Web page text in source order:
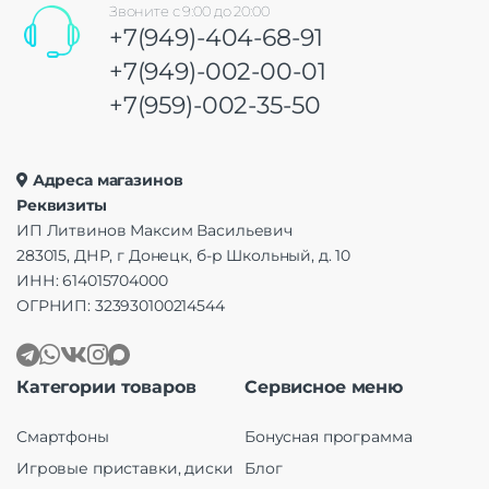
Звоните с 9:00 до 20:00
+7(949)-404-68-91
+7(949)-002-00-01
+7(959)-002-35-50
Адреса магазинов
Реквизиты
ИП Литвинов Максим Васильевич
283015, ДНР, г Донецк, б-р Школьный, д. 10
ИНН: 614015704000
ОГРНИП: 323930100214544
Категории товаров
Смартфоны
Игровые приставки, диски
Сервисное меню
Бонусная программа
Блог